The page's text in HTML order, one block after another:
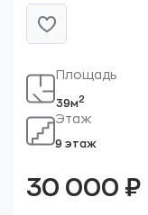
Площадь
39м2
Этаж
9 этаж
30 000 ₽